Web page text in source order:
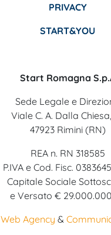
PRIVACY
START&YOU
Start Romagna
Sede Legale e
Viale C. A. Dalla
47923 Rimini (RN)
REA n. RN 318585
P.IVA e Cod. Fisc.
Capitale Sociale
e Versato €
Web Agency &